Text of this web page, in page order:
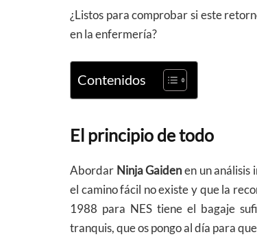
¿Listos para comprobar si este
en la enfermería?
Contenidos
El principio de todo
Abordar Ninja Gaiden en un análisis
el camino fácil no existe y que la
1988 para NES tiene el bagaje
tranquis, que os pongo al día para